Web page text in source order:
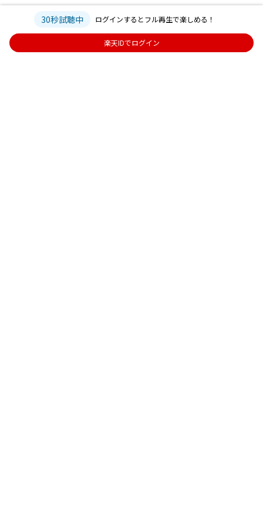
30秒試聴中 ログインするとフル再生で楽しめる！
楽天IDでログイン